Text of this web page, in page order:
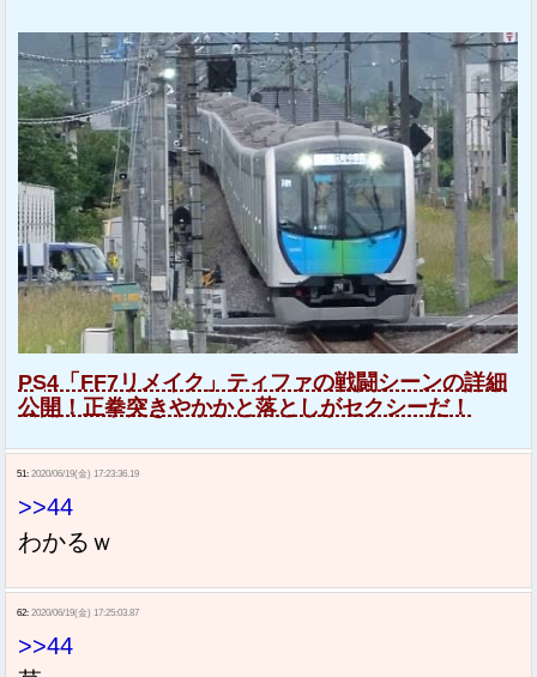
PS4「FF7リメイク」ティファの戦闘シーンの詳細
公開！正拳突きやかかと落としがセクシーだ！
51: 2020/06/19(金) 17:23:36.19
>>44
わかるｗ
62: 2020/06/19(金) 17:25:03.87
>>44